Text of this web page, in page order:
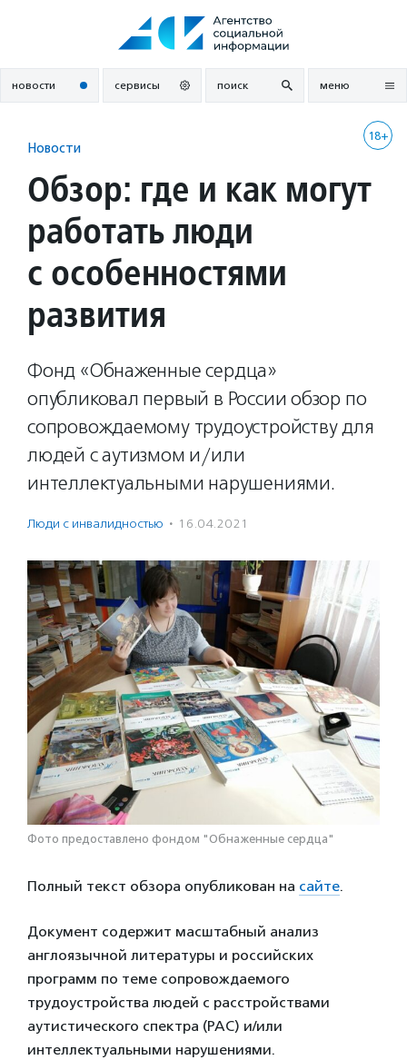
новости сервисы поиск меню
18+
Новости
Обзор: где и как могут
работать люди
с особенностями
развития
Фонд «Обнаженные сердца»
опубликовал первый в России обзор по
сопровождаемому трудоустройству для
людей с аутизмом и/или
интеллектуальными нарушениями.
Люди с инвалидностью · 16.04.2021
Фото предоставлено фондом "Обнаженные сердца"
Полный текст обзора опубликован на сайте.
Документ содержит масштабный анализ
англоязычной литературы и российских
программ по теме сопровождаемого
трудоустройства людей с расстройствами
аутистического спектра (РАС) и/или
интеллектуальными нарушениями.